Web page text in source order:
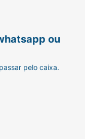
o local.
surgir
a
produto e
utilizado.
ou
pelo caixa.